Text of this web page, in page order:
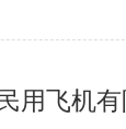
用飞机